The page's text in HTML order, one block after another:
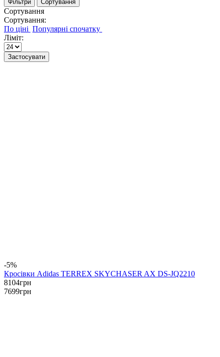
Фільтри Сортування
Сортування
Сортування:
Ліміт:
Застосувати
-5%
Кросівки Adidas TERREX SKYCHASER AX DS-JQ2210
8104грн
7699грн